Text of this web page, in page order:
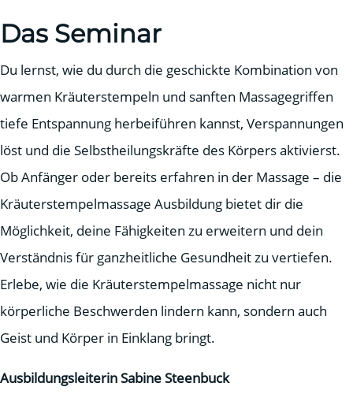
Das Seminar
Du lernst, wie du durch die geschickte Kombination von
warmen Kräuterstempeln und sanften Massagegriffen
tiefe Entspannung herbeiführen kannst, Verspannungen
löst und die Selbstheilungskräfte des Körpers aktivierst.
Ob Anfänger oder bereits erfahren in der Massage – die
Kräuterstempelmassage Ausbildung bietet dir die
Möglichkeit, deine Fähigkeiten zu erweitern und dein
Verständnis für ganzheitliche Gesundheit zu vertiefen.
Erlebe, wie die Kräuterstempelmassage nicht nur
körperliche Beschwerden lindern kann, sondern auch
Geist und Körper in Einklang bringt.
Ausbildungsleiterin Sabine Steenbuck